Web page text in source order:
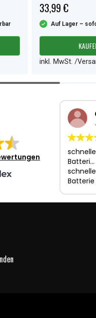
33,99 €
Auf Lager –
inkl. MwSt. /
Batteri…
Batterie